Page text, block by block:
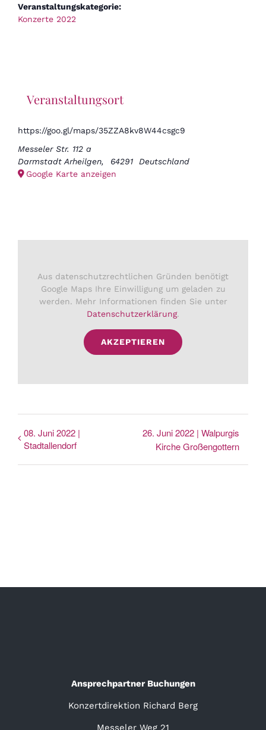
Veranstaltungskategorie:
Konzerte 2022
Veranstaltungsort
https://goo.gl/maps/35ZZA8kv8W44csgc9
Messeler Str. 112 a
Darmstadt Arheilgen, 64291
Deutschland
Google Karte anzeigen
Aus datenschutzrechtlichen Gründen benötigt
Google Maps Ihre Einwilligung um geladen zu
werden. Mehr Informationen finden Sie unter
Datenschutzerklärung.
AKZEPTIEREN
08. Juni 2022 |
Stadtallendorf
26. Juni 2022 | Walpurgis
Kirche Großengottern
Ansprechpartner Buchungen
Konzertdirektion Richard Berg
Messeler Weg 21